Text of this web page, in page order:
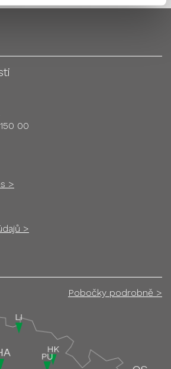
00
>
>
Pobočky podrobně >